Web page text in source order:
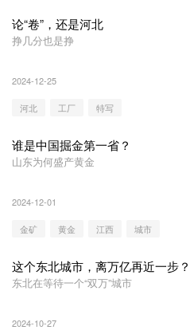
论“卷”，还是河北
挣几分也是挣
2024-12-25
河北 工厂 特写
谁是中国掘金第一省？
山东为何盛产黄金
2024-12-01
金矿 黄金 江西 城市
这个东北城市，离万亿再近一步？
东北在等待一个“双万”城市
2024-10-27